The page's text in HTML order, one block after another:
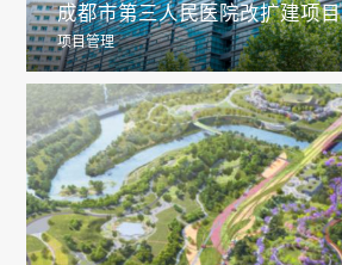
成都市第三人民医院改扩建项目
项目管理